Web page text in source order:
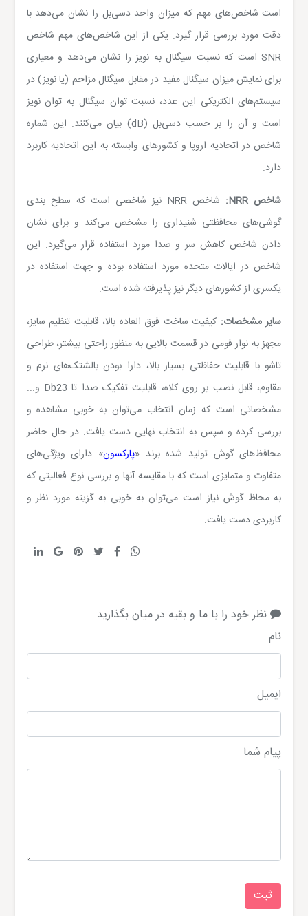
است شاخص‌های مهم که میزان واحد دسی‌بل را نشان می‌دهد با
دقت مورد بررسی قرار گیرد. یکی از این شاخص‌های مهم شاخص
SNRاست که نسبت سیگنال به نویز را نشان می‌دهد و معیاری
برای نمایش میزان سیگنال مفید در مقابل سیگنال مزاحم (یا نویز) در
سیستم‌های الکتریکی این عدد، نسبت توان سیگنال به توان نویز
است و آن را بر حسب دسی‌بل (dB) بیان می‌کنند. این شماره
شاخص در اتحادیه اروپا و کشورهای وابسته به این اتحادیه کاربرد
دارد.
شاخص NRR
: شاخص NRR نیز شاخصی است که سطح‌ بندی
گوشی‌های محافظتی شنیداری را مشخص می‌کند و برای نشان
دادن شاخص کاهش سر و صدا مورد استفاده قرار می‌گیرد. این
شاخص در ایالات متحده مورد استفاده بوده و جهت استفاده در
یکسری از کشورهای دیگر نیز پذیرفته شده است.
سایر مشخصات: کیفیت ساخت فوق العاده بالا، قابلیت تنظیم سایز،
مجهز به نوار فومی در قسمت بالایی به منظور راحتی بیشتر، طراحی
تاشو با قابلیت حفاظتی بسیار بالا، دارا بودن بالشتک‌های نرم و
مقاوم، قابل نصب بر روی کلاه، قابلیت تفکیک صدا تا 23
Db و...
مشخصاتی است که زمان انتخاب می‌توان به خوبی مشاهده و
بررسی کرده و سپس به انتخاب نهایی دست یافت. در حال حاضر
محافظ‌های گوش تولید شده برند «پارکسون» دارای ویژگی‌های
متفاوت و متمایزی است که با مقایسه آنها و بررسی نوع فعالیتی که
به محاظ گوش نیاز است می‌توان به خوبی به گزینه مورد نظر و
کاربردی دست یافت.
نظر خود را با ما و بقیه در میان بگذارید
نام
ایمیل
پیام شما